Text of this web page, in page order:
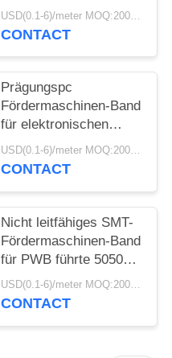
Sicherungs-Perlen-
Kondensator
USD(0.1-6)/meter MOQ:2000 Meter
CONTACT
Prägungspc
Fördermaschinen-Band
für elektronischen
Transformator
Fördermaschinen-
USD(0.1-6)/meter MOQ:2000 Meter
CONTACT
Nicht leitfähiges SMT-
Fördermaschinen-Band
für PWB führte 5050
Band/Spule SMT-
Verpackung
USD(0.1-6)/meter MOQ:2000 Meter
CONTACT